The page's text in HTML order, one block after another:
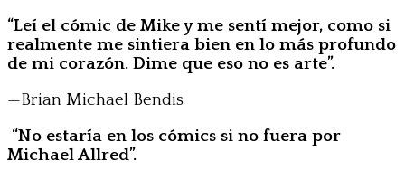
“Leí el cómic de Mike y me sentí mejor, como si
realmente me sintiera bien en lo más profundo
de mi corazón. Dime que eso no es arte”.
—Brian Michael Bendis
“No estaría en los cómics si no fuera por
Michael Allred”.